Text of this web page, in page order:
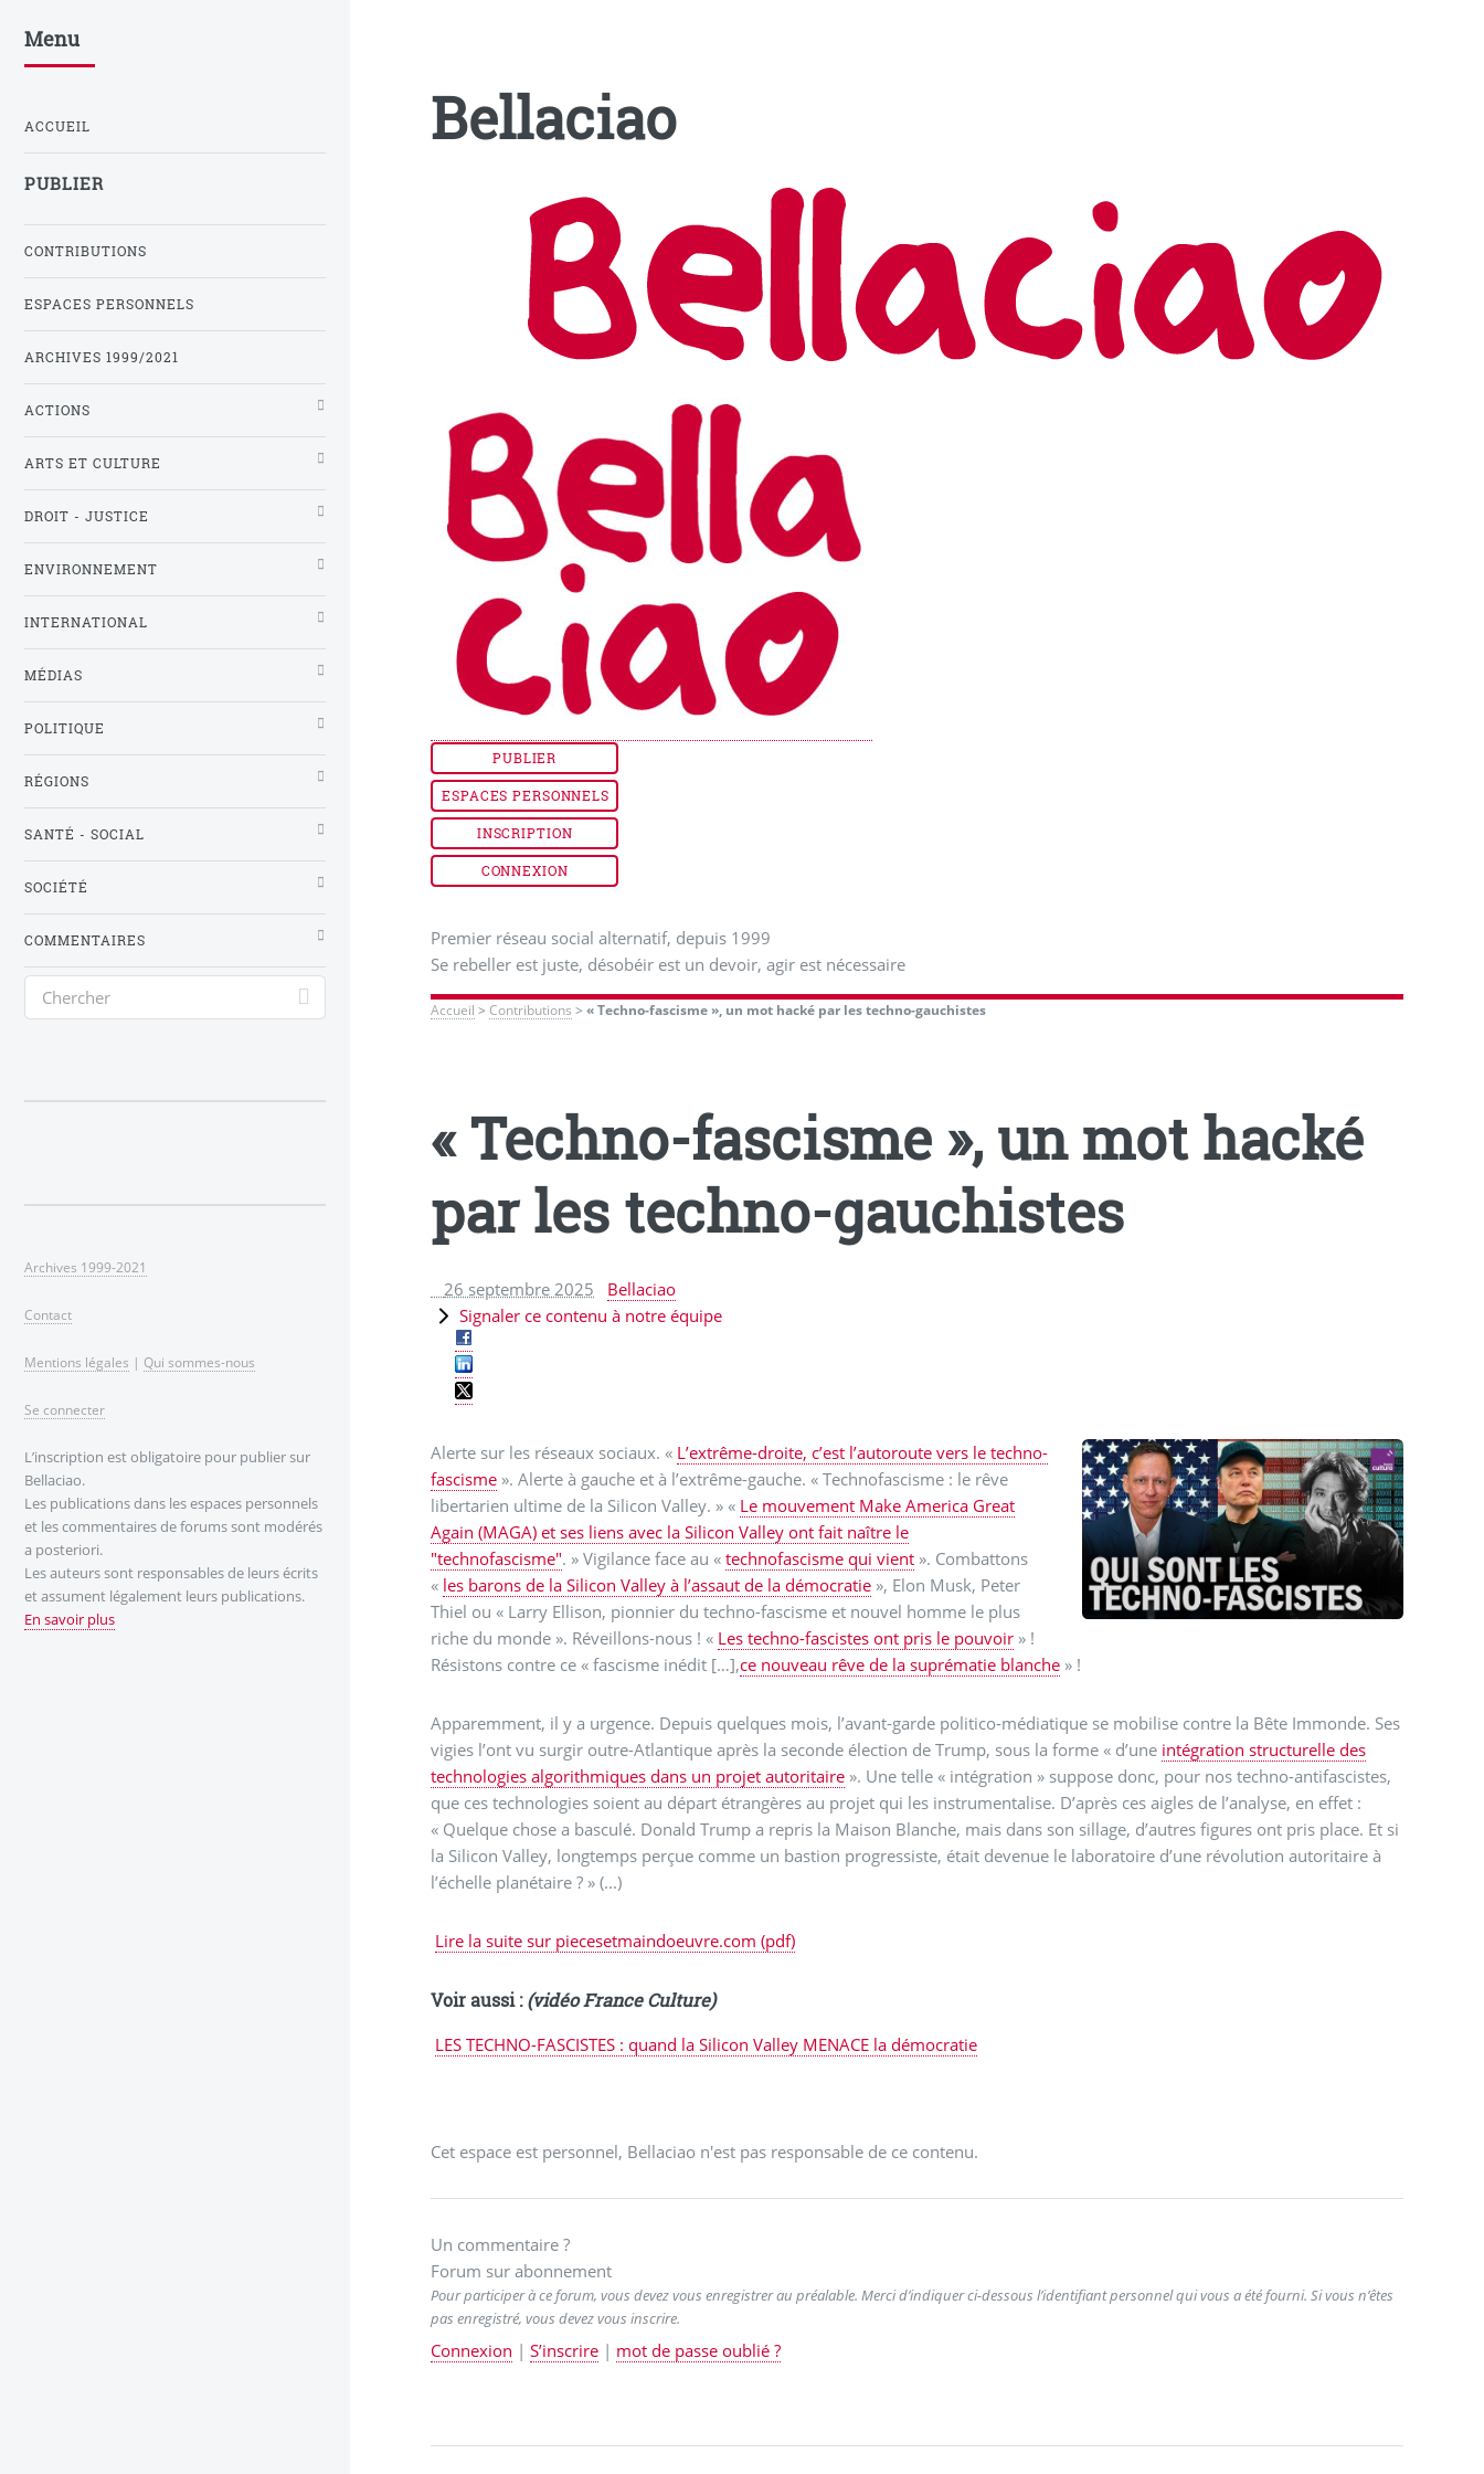
Bellaciao
PUBLIER
ESPACES PERSONNELS
INSCRIPTION
CONNEXION
Premier réseau social alternatif, depuis 1999
Se rebeller est juste, désobéir est un devoir, agir est nécessaire
Accueil >Contributions >« Techno-fascisme », un mot hacké par les techno-gauchistes
« Techno-fascisme », un mot hacké
par les techno-gauchistes
26 septembre 2025
Bellaciao
Signaler ce contenu à notre équipe
Alerte sur les réseaux sociaux. « L’extrême-droite, c’est l’autoroute vers le techno-
fascisme ». Alerte à gauche et à l’extrême-gauche. « Technofascisme : le rêve
libertarien ultime de la Silicon Valley. » « Le mouvement Make America Great
Again (MAGA) et ses liens avec la Silicon Valley ont fait naître le
"technofascisme"
. » Vigilance face au «technofascisme qui vient ». Combattons
« les barons de la Silicon Valley à l’assaut de la démocratie », Elon Musk, Peter
Thiel ou « Larry Ellison, pionnier du techno-fascisme et nouvel homme le plus
riche du monde ». Réveillons-nous ! « Les techno-fascistes ont pris le pouvoir » !
Résistons contre ce « fascisme inédit […],ce nouveau rêve de la suprématie blanche » !
Apparemment, il y a urgence. Depuis quelques mois, l’avant-garde politico-médiatique se mobilise contre la Bête Immonde. Ses
vigies l’ont vu surgir outre-Atlantique après la seconde élection de Trump, sous la forme « d’une intégration structurelle des
technologies algorithmiques dans un projet autoritaire ». Une telle « intégration » suppose donc, pour nos techno-antifascistes,
que ces technologies soient au départ étrangères au projet qui les instrumentalise. D’après ces aigles de l’analyse, en effet :
« Quelque chose a basculé. Donald Trump a repris la Maison Blanche, mais dans son sillage, d’autres figures ont pris place. Et si
la Silicon Valley, longtemps perçue comme un bastion progressiste, était devenue le laboratoire d’une révolution autoritaire à
l’échelle planétaire ? » (...)
Lire la suite sur piecesetmaindoeuvre.com (pdf)
Voir aussi :(vidéo France Culture)
LES TECHNO-FASCISTES : quand la Silicon Valley MENACE la démocratie
Cet espace est personnel, Bellaciao n'est pas responsable de ce contenu.
Un commentaire ?
Forum sur abonnement
Pour participer à ce forum, vous devez vous enregistrer au préalable. Merci d’indiquer ci-dessous l’identifiant personnel qui vous a été fourni. Si vous n’êtes
pas enregistré, vous devez vous inscrire.
Connexion |S’inscrire | mot de passe oublié ?
Menu
ACCUEIL
PUBLIER
CONTRIBUTIONS
ESPACES PERSONNELS
ARCHIVES 1999/2021
ACTIONS
ARTS ET CULTURE
DROIT - JUSTICE
ENVIRONNEMENT
INTERNATIONAL
MÉDIAS
POLITIQUE
RÉGIONS
SANTÉ - SOCIAL
SOCIÉTÉ
COMMENTAIRES
Archives 1999-2021
Contact
Mentions légales | Qui sommes-nous
Se connecter
L’inscription est obligatoire pour publier sur
Bellaciao.
Les publications dans les espaces personnels
et les commentaires de forums sont modérés
a posteriori.
Les auteurs sont responsables de leurs écrits
et assument légalement leurs publications.
En savoir plus